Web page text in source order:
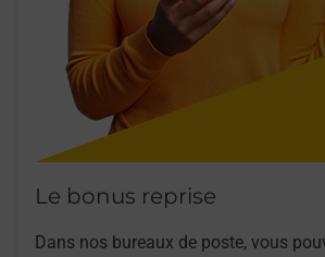
Le bonus reprise
Dans nos bureaux de poste, vous